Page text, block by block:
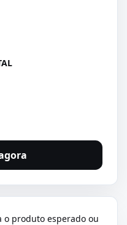
o produto esperado ou